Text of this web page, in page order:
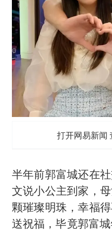
打开网易新闻
半年前郭富城还在
文说小公主到家，
颗璀璨明珠，幸福
送祝福，毕竟郭富城